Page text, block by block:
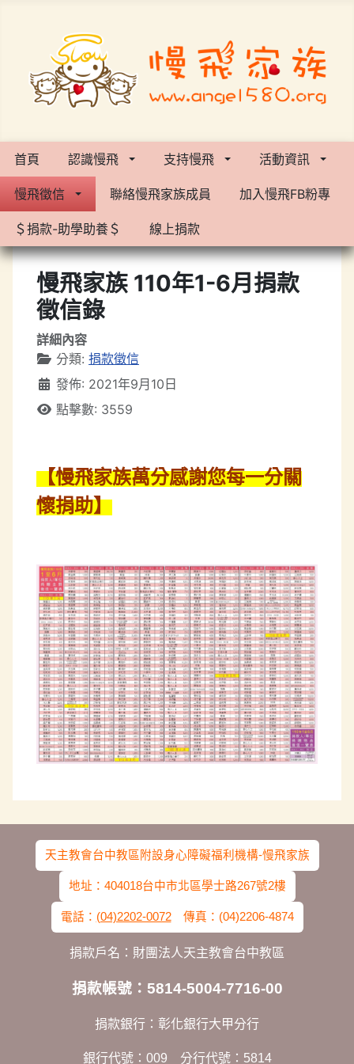
首頁 認識慢飛 支持慢飛 活動資訊
慢飛徵信 聯絡慢飛家族成員 加入慢飛FB粉專
＄捐款-助學助養＄ 線上捐款
慢飛家族 110年1-6月捐款
徵信錄
詳細內容
分類: 捐款徵信
發佈: 2021年9月10日
點擊數: 3559
【慢飛家族萬分感謝您每一分關
懷捐助】
天主教會台中教區附設身心障礙福利機構-慢飛家族
地址：404018台中市北區學士路267號2樓
電話： (04)2202-0072傳真：(04)2206-4874
捐款戶名：財團法人天主教會台中教區
捐款帳號：5814-5004-7716-00
捐款銀行：彰化銀行大甲分行
銀行代號：009 分行代號：5814